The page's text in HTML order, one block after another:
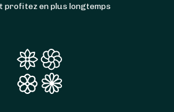
profitez en plus longtemps